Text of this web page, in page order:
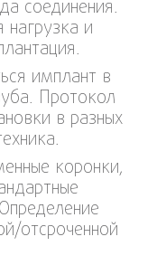
соединения.
и
имплант в
Протокол
в разных
коронки,
отсроченной